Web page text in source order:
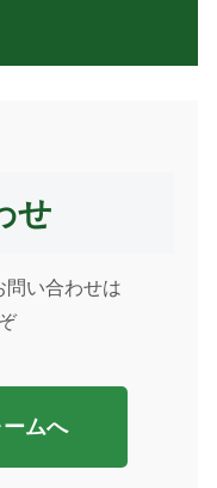
せ
問い合わせは
ムへ